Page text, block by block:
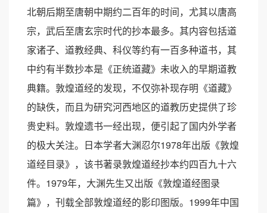
北朝后期至唐朝中期约二百年的时间，尤其以唐高
宗，武后至唐玄宗时代的抄本最多。其内容包括道
家诸子、道教经典、科仪等约有一百多种道书，其
中约有半数抄本是《正统道藏》未收入的早期道教
典籍。敦煌道经的发现，不仅弥补现存明《道藏》
的缺佚，而且为研究河西地区的道教历史提供了珍
贵史料。敦煌遗书一经出现，便引起了国内外学者
的极大关注。日本学者大渊忍尔1978年出版《敦煌
道经目录》，该书著录敦煌道经抄本约四百九十六
件。1979年，大渊先生又出版《敦煌道经图录
篇》，刊载全部敦煌道经的影印图版。1999年中国